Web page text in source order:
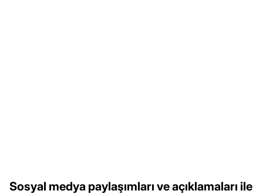
Sosyal medya paylaşımları ve açıklamaları ile